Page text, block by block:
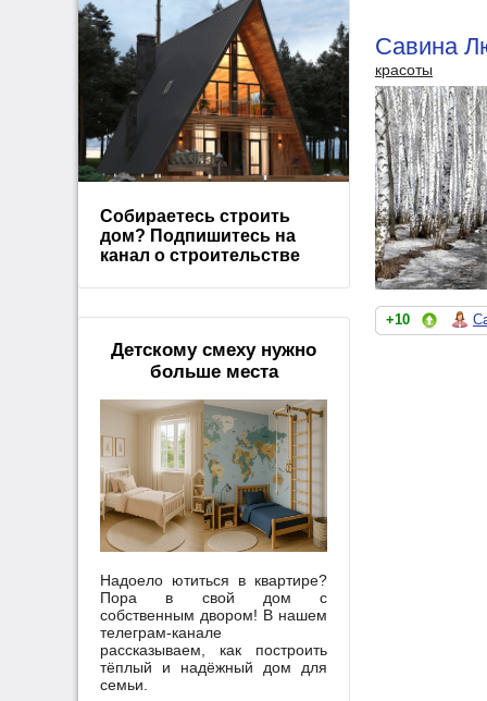
Савина
красоты
+10
Собираетесь строить
дом? Подпишитесь на
канал о строительстве
Детскому смеху нужно
больше места
Надоело ютиться в квартире?
Пора в свой дом с
собственным двором! В нашем
телеграм-канале
рассказываем, как построить
тёплый и надёжный дом для
семьи.